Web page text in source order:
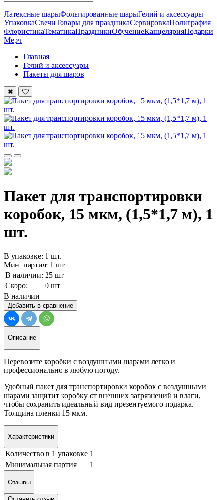
Латексные шарыФольгированные шарыГелий и аксессуары
УпаковкаСвечиТовары для праздникаСервировкаПолиграфия
ФлористикаТематикаПраздникиОбучениеКанцелярияПодарки
Мерч
Главная
Гелий и аксессуары
Пакеты для шаров
Пакет для транспортировки
коробок, 15 мкм, (1,5*1,7 м), 1
шт.
В упаковке: 1 шт.
Мин. партия: 1 шт
В наличии: 25 шт
Скоро:
0 шт
В наличии
Добавить в сравнение
Описание
Перевозите коробки с воздушными шарами легко и
профессионально в любую погоду.
Удобный пакет для транспортировки коробок с воздушными
шарами защитит коробку от внешних загрязнений и влаги,
чтобы сохранить идеальный вид презентуемого подарка.
Толщина пленки 15 мкм.
Характеристики
Количество в 1 упаковке 1
Минимальная партия
1
Отзывы